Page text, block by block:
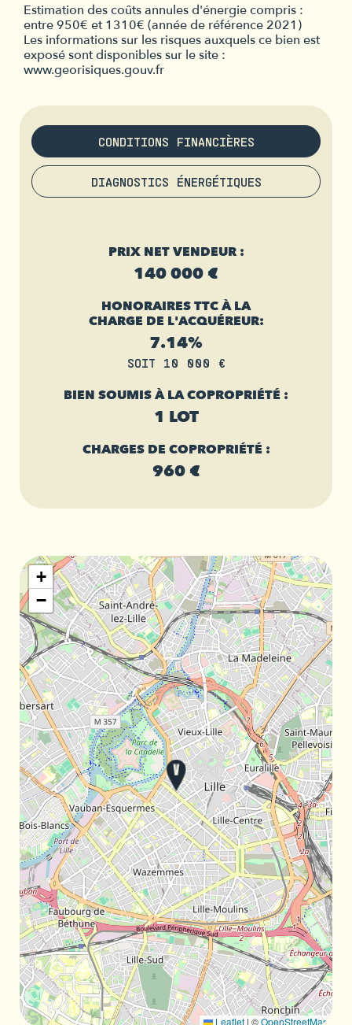
Estimation des coûts annules d'énergie compris :
entre 950€ et 1310€ (année de référence 2021)
Les informations sur les risques auxquels ce bien est
exposé sont disponibles sur le site :
www.georisiques.gouv.fr
CONDITIONS FINANCIÈRES
DIAGNOSTICS ÉNERGÉTIQUES
PRIX NET VENDEUR :
140 000 €
HONORAIRES TTC À LA
CHARGE DE L'ACQUÉREUR:
7.14%
SOIT 10 000 €
BIEN SOUMIS À LA COPROPRIÉTÉ :
1 LOT
CHARGES DE COPROPRIÉTÉ :
960 €
+
−
Leaflet | ©OpenStreetMap